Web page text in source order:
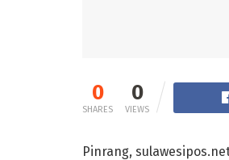
0
SHARES
0
VIEWS
Pinrang,